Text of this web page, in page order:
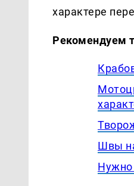
характере
Рекомендуем
Швы
Нужно